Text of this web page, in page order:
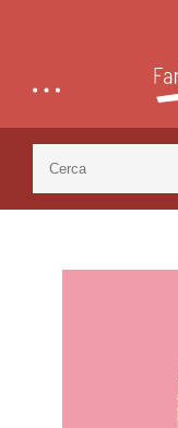
Search
for: